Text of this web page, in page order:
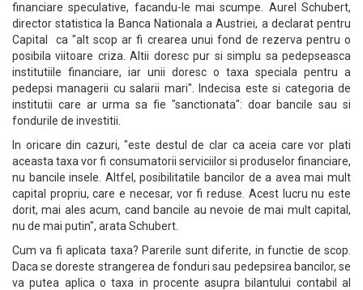
financiare speculative, facandu-le mai scumpe. Aurel Schubert,
director statistica la Banca Nationala a Austriei, a declarat pentru
Capital ca "alt scop ar fi crearea unui fond de rezerva pentru o
posibila viitoare criza. Altii doresc pur si simplu sa pedepseasca
institutiile financiare, iar unii doresc o taxa speciala pentru a
pedepsi managerii cu salarii mari". Indecisa este si categoria de
institutii care ar urma sa fie "sanctionata": doar bancile sau si
fondurile de investitii.
In oricare din cazuri, "este destul de clar ca aceia care vor plati
aceasta taxa vor fi consumatorii serviciilor si produselor financiare,
nu bancile insele. Altfel, posibilitatile bancilor de a avea mai mult
capital propriu, care e necesar, vor fi reduse. Acest lucru nu este
dorit, mai ales acum, cand bancile au nevoie de mai mult capital,
nu de mai putin", arata Schubert.
Cum va fi aplicata taxa? Parerile sunt diferite, in functie de scop.
Daca se doreste strangerea de fonduri sau pedepsirea bancilor, se
va putea aplica o taxa in procente asupra bilantului contabil al